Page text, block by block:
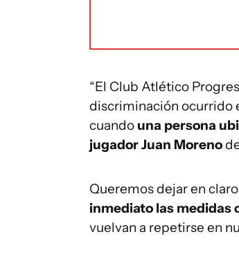
“El Club Atlético
discriminación ocurrido
cuando una persona
jugador Juan Moreno
Queremos dejar en
inmediato las medidas
vuelvan a repetirse en